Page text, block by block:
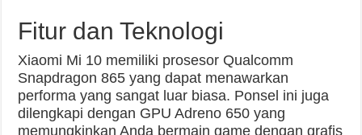
Fitur dan Teknologi
Xiaomi Mi 10 memiliki prosesor Qualcomm
Snapdragon 865 yang dapat menawarkan
performa yang sangat luar biasa. Ponsel ini juga
dilengkapi dengan GPU Adreno 650 yang
memungkinkan Anda bermain game dengan grafis